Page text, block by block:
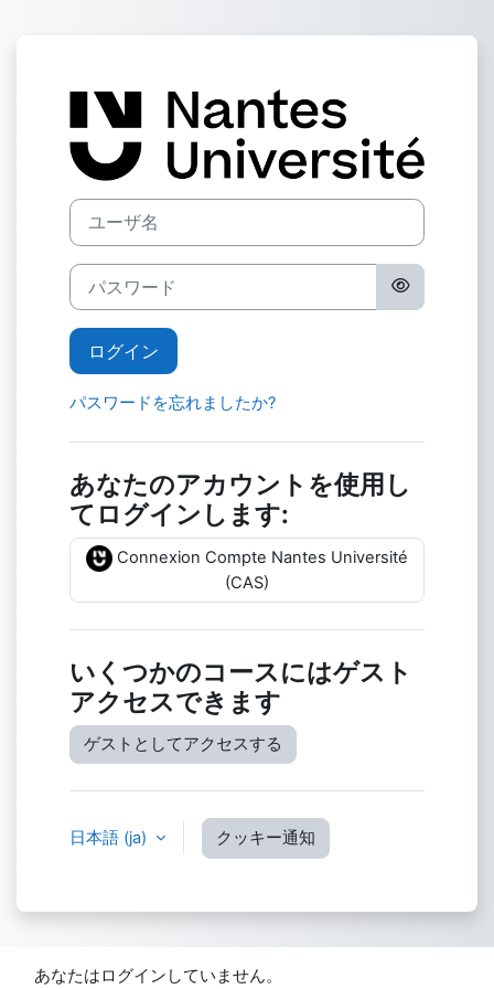
Plate-forme
ユーザ名
パスワード
ログイン
パスワードを忘れましたか?
あなたのアカウントを使用し
てログインします:
Connexion Compte Nantes Université
(CAS)
いくつかのコースにはゲスト
アクセスできます
ゲストとしてアクセスする
日本語 ‎(ja)‎ クッキー通知
あなたはログインしていません。